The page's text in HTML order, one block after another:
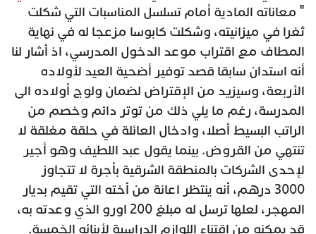
" معاناته المادية أمام تسلسل المناسبات التي شكلت
ثغرا في ميزانيته، وشكلت كابوسا مزعجا له في نهاية
المطاف مع اقتراب موعد الدخول المدرسي، اذ أشار لنا
أنه استدان سابقا قصد توفير أضحية العيد لأولاده
الأربعة، وسيزيد من اﻹقتراض لضمان ولوج أولاده الى
المدرسة، رغم ما يلي ذلك من توتر دائم وخصم من
الراتب البسيط أصلا، وادخال العائلة في حلقة مغلقة لا
تنتهي من القروض. بينما يقول عبد اللطيف وهو أجير
ﻹحدى الشركات بالمنطقة الشرقية بأجرة لا تتجاوز
3000 درهم، أنه ينتظر اعانة من أخته التي تقيم بديار
المهجر، لعلها ترسل له مبلغ 200 اورو الذي وعدته به،
قد يمكنه من اقتناء اللوازم الدراسية لأبنائه الخمسة.